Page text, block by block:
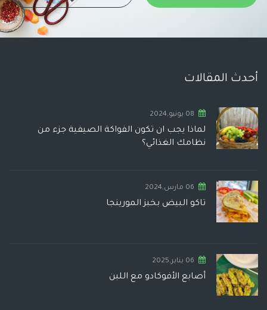
أحدث المقالات
08 يونيو,2024
لماذا يجب ان تكون الفواكة الصيفية جزء من
نظامك الغذائي؟
06 مارس,2024
تاكو البيض بخبز المورينجا
06 يناير,2025
أصابع الأفوكادو مع اللبن